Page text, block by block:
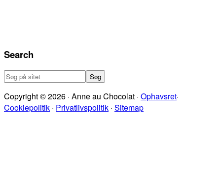
Search
Søg
på
sitet
Copyright © 2026 · Anne au Chocolat · Ophavsret·
Cookiepolitik · Privatlivspolitik · Sitemap